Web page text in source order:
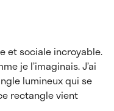
et sociale incroyable.
je l’imaginais. J’ai
lumineux qui se
rectangle vient